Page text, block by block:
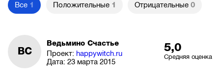
Все 1 Положительные 1 Отрицательные 0
ВС
Ведьмино Счастье
Проект: happywitch.ru
Дата: 23 марта 2015
5,0
Средняя оценка